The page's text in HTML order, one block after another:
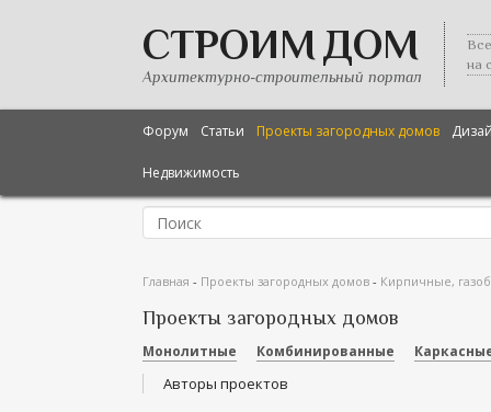
СТРОИМ ДОМ
Архитектурно-строительный портал
на
Форум Статьи Проекты загородных домов
Недвижимость
Главная - Проекты загородных домов - Кирпичные,
Проекты загородных домов
Монолитные Комбинированные
Авторы проектов